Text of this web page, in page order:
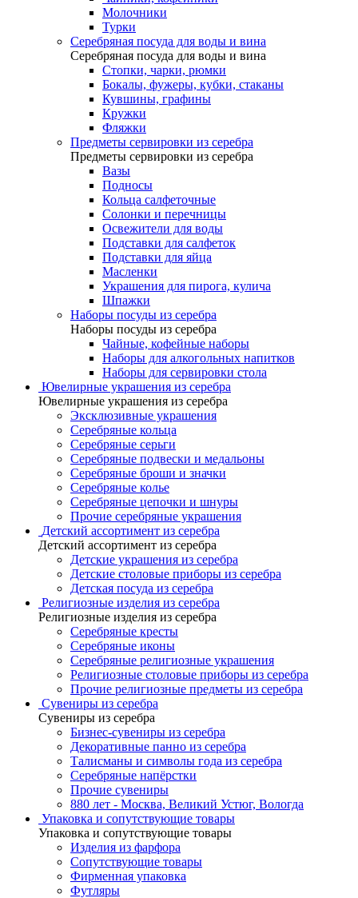
Молочники
Турки
Серебряная посуда для воды и вина
Серебряная посуда для воды и вина
Стопки, чарки, рюмки
Бокалы, фужеры, кубки, стаканы
Кувшины, графины
Кружки
Фляжки
Предметы сервировки из серебра
Предметы сервировки из серебра
Вазы
Подносы
Кольца салфеточные
Солонки и перечницы
Освежители для воды
Подставки для салфеток
Подставки для яйца
Масленки
Украшения для пирога, кулича
Шпажки
Наборы посуды из серебра
Наборы посуды из серебра
Чайные, кофейные наборы
Наборы для алкогольных напитков
Наборы для сервировки стола
Ювелирные украшения из серебра
Ювелирные украшения из серебра
Эксклюзивные украшения
Серебряные кольца
Серебряные серьги
Серебряные подвески и медальоны
Серебряные броши и значки
Серебряные колье
Серебряные цепочки и шнуры
Прочие серебряные украшения
Детский ассортимент из серебра
Детский ассортимент из серебра
Детские украшения из серебра
Детские столовые приборы из серебра
Детская посуда из серебра
Религиозные изделия из серебра
Религиозные изделия из серебра
Серебряные кресты
Серебряные иконы
Серебряные религиозные украшения
Религиозные столовые приборы из серебра
Прочие религиозные предметы из серебра
Сувениры из серебра
Сувениры из серебра
Бизнес-сувениры из серебра
Декоративные панно из серебра
Талисманы и символы года из серебра
Серебряные напёрстки
Прочие сувениры
880 лет - Москва, Великий Устюг, Вологда
Упаковка и сопутствующие товары
Упаковка и сопутствующие товары
Изделия из фарфора
Сопутствующие товары
Фирменная упаковка
Футляры